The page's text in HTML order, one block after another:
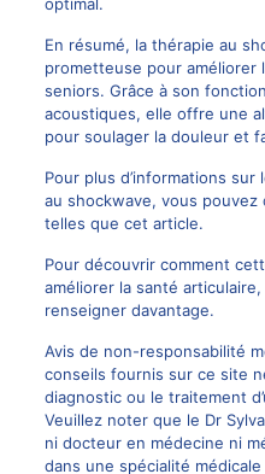
En résumé, la thérapie au
prometteuse pour améliorer
seniors. Grâce à son
acoustiques, elle offre une
pour soulager la douleur et
Pour plus d’informations
au shockwave, vous
telles que cet article.
Pour découvrir comment
améliorer la santé articulaire,
renseigner davantage.
Avis de non-responsabilité
conseils fournis sur ce site
diagnostic ou le traitement
Veuillez noter que le Dr
ni docteur en médecine ni
dans une spécialité